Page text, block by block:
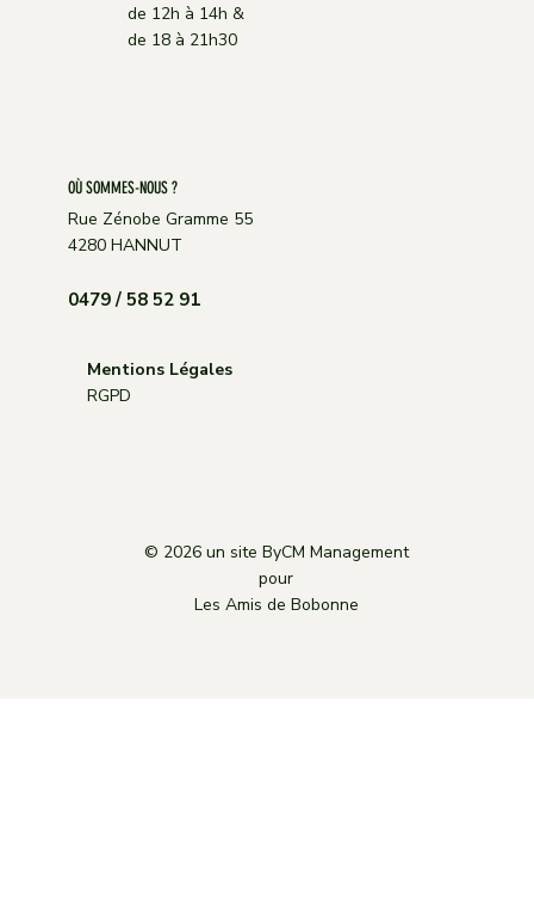
de 12h à 14h &
de 18 à 21h30
OÙ SOMMES-NOUS ?
Rue Zénobe Gramme 55
4280 HANNUT
0479 / 58 52 91
Mentions Légales
RGPD
© 2026 un site ByCM Management
pour
Les Amis de Bobonne